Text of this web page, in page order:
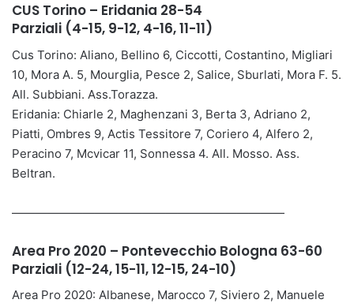
CUS Torino – Eridania 28-54
Parziali (4-15, 9-12, 4-16, 11-11)
Cus Torino: Aliano, Bellino 6, Ciccotti, Costantino, Migliari
10, Mora A. 5, Mourglia, Pesce 2, Salice, Sburlati, Mora F. 5.
All. Subbiani. Ass.Torazza.
Eridania: Chiarle 2, Maghenzani 3, Berta 3, Adriano 2,
Piatti, Ombres 9, Actis Tessitore 7, Coriero 4, Alfero 2,
Peracino 7, Mcvicar 11, Sonnessa 4. All. Mosso. Ass.
Beltran.
———————————————————————
Area Pro 2020 – Pontevecchio Bologna 63-60
Parziali (12-24, 15-11, 12-15, 24-10)
Area Pro 2020: Albanese, Marocco 7, Siviero 2, Manuele